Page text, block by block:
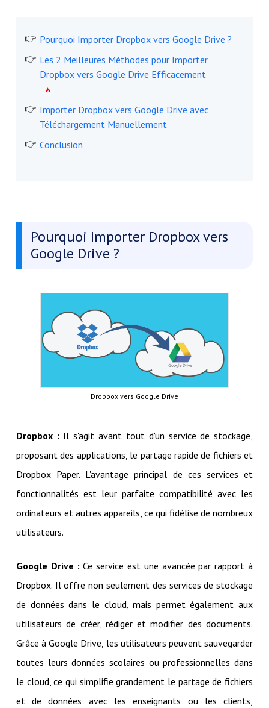
Pourquoi Importer Dropbox vers Google Drive ?
Les 2 Meilleures Méthodes pour Importer
Dropbox vers Google Drive Efficacement
Importer Dropbox vers Google Drive avec
Téléchargement Manuellement
Conclusion
Pourquoi Importer Dropbox vers
Google Drive ?
Dropbox vers Google Drive
Dropbox : Il s'agit avant tout d'un service de stockage,
proposant des applications, le partage rapide de fichiers et
Dropbox Paper. L'avantage principal de ces services et
fonctionnalités est leur parfaite compatibilité avec les
ordinateurs et autres appareils, ce qui fidélise de nombreux
utilisateurs.
Google Drive : Ce service est une avancée par rapport à
Dropbox. Il offre non seulement des services de stockage
de données dans le cloud, mais permet également aux
utilisateurs de créer, rédiger et modifier des documents.
Grâce à Google Drive, les utilisateurs peuvent sauvegarder
toutes leurs données scolaires ou professionnelles dans
le cloud, ce qui simplifie grandement le partage de fichiers
et de données avec les enseignants ou les clients,